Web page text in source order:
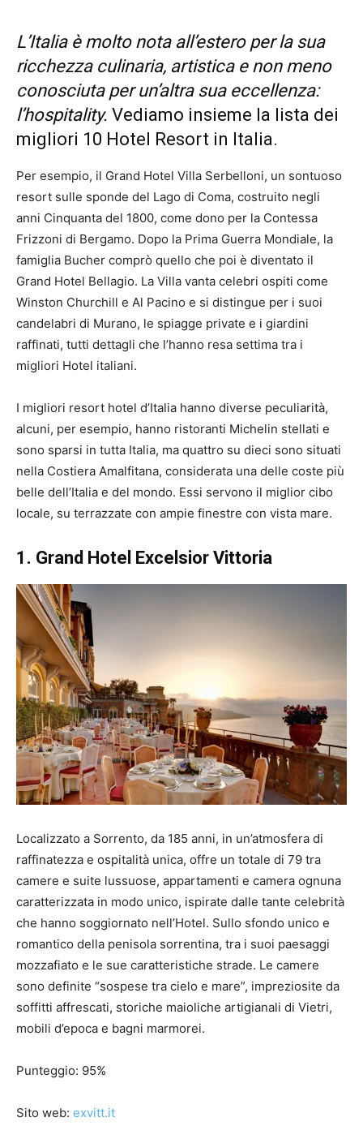
L’Italia è molto nota all’estero per la sua
ricchezza culinaria, artistica e non meno
conosciuta per un’altra sua eccellenza:
l’hospitality. Vediamo insieme la lista dei
migliori 10 Hotel Resort in Italia.
Per esempio, il Grand Hotel Villa Serbelloni, un sontuoso
resort sulle sponde del Lago di Coma, costruito negli
anni Cinquanta del 1800, come dono per la Contessa
Frizzoni di Bergamo. Dopo la Prima Guerra Mondiale, la
famiglia Bucher comprò quello che poi è diventato il
Grand Hotel Bellagio. La Villa vanta celebri ospiti come
Winston Churchill e Al Pacino e si distingue per i suoi
candelabri di Murano, le spiagge private e i giardini
raffinati, tutti dettagli che l’hanno resa settima tra i
migliori Hotel italiani.
I migliori resort hotel d’Italia hanno diverse peculiarità,
alcuni, per esempio, hanno ristoranti Michelin stellati e
sono sparsi in tutta Italia, ma quattro su dieci sono situati
nella Costiera Amalfitana, considerata una delle coste più
belle dell’Italia e del mondo. Essi servono il miglior cibo
locale, su terrazzate con ampie finestre con vista mare.
1. Grand Hotel Excelsior Vittoria
Localizzato a Sorrento, da 185 anni, in un’atmosfera di
raffinatezza e ospitalità unica, offre un totale di 79 tra
camere e suite lussuose, appartamenti e camera ognuna
caratterizzata in modo unico, ispirate dalle tante celebrità
che hanno soggiornato nell’Hotel. Sullo sfondo unico e
romantico della penisola sorrentina, tra i suoi paesaggi
mozzafiato e le sue caratteristiche strade. Le camere
sono definite “sospese tra cielo e mare”, impreziosite da
soffitti affrescati, storiche maioliche artigianali di Vietri,
mobili d’epoca e bagni marmorei.
Punteggio: 95%
Sito web: exvitt.it